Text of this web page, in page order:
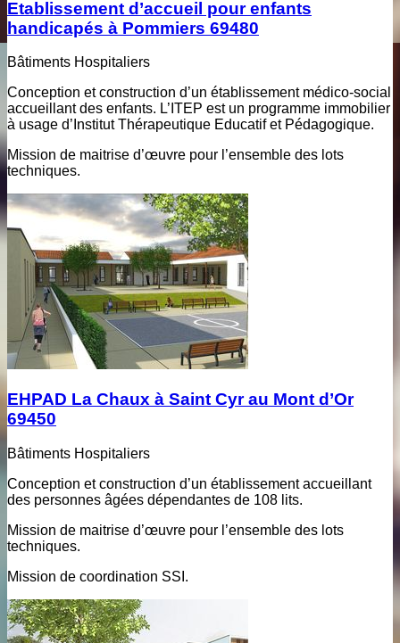
Etablissement d’accueil pour enfants
handicapés à Pommiers 69480
Bâtiments Hospitaliers
Conception et construction d’un établissement médico-social
accueillant des enfants. L’ITEP est un programme immobilier
à usage d’Institut Thérapeutique Educatif et Pédagogique.
Mission de maitrise d’œuvre pour l’ensemble des lots
techniques.
EHPAD La Chaux à Saint Cyr au Mont d’Or
69450
Bâtiments Hospitaliers
Conception et construction d’un établissement accueillant
des personnes âgées dépendantes de 108 lits.
Mission de maitrise d’œuvre pour l’ensemble des lots
techniques.
Mission de coordination SSI.